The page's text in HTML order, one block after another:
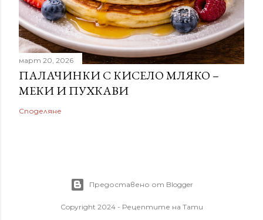
март 20, 2026
ПАЛАЧИНКИ С КИСЕЛО МЛЯКО –
МЕКИ И ПУХКАВИ
Споделяне
Предоставено от Blogger
Copyright 2024 - Рецептите на Тати